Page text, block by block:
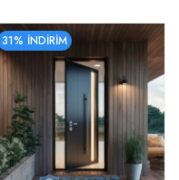
31% İNDİRİM